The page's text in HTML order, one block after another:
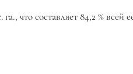
что составляет 84,2 %